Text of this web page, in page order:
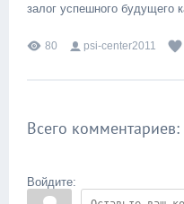
залог успешного будущего
80 psi-center2011
Всего комментариев:
Войдите: